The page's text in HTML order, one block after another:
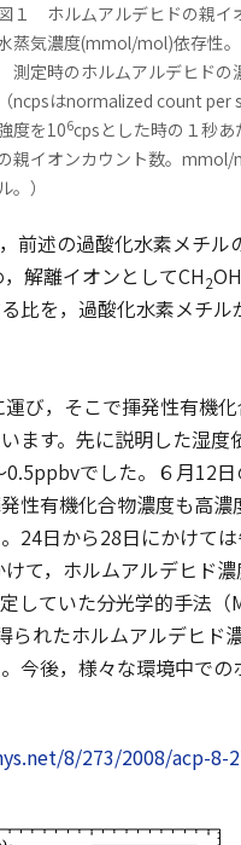
１ ホルムアルデヒドの親イ
蒸気濃度(mmol/mol)依存性。
測定時のホルムアルデヒドの
（ncpsはnormalized count per
度を106cpsとした時の１秒
親イオンカウント数。
。）
述の過酸化水素メチル
解離イオンとしてCH2OH
比を，過酸化水素メチ
び，そこで揮発性有機
ます。先に説明した湿
でした。６月12
性有機化合物濃度も高
24日から28日にかけて
て，ホルムアルデヒド
していた分光学的手法
られたホルムアルデヒ
今後，様々な環境中で
8/273/2008/acp-8-